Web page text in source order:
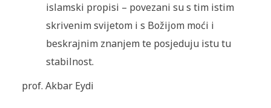
islamski propisi – povezani su s tim istim
skrivenim svijetom i s Božijom moći i
beskrajnim znanjem te posjeduju istu tu
stabilnost.
prof. Akbar Eydi